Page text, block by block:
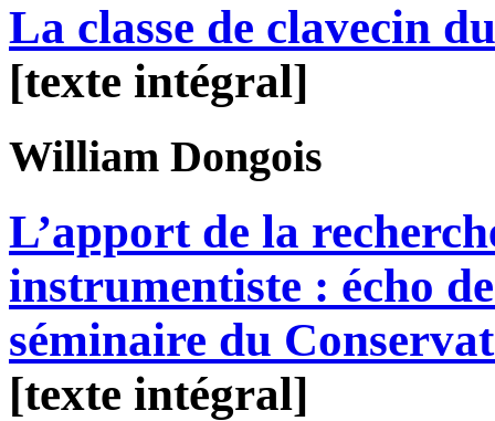
La classe de clavecin
[texte intégral]
William Dongois
L’apport de la
instrumentiste : écho
séminaire du
[texte intégral]